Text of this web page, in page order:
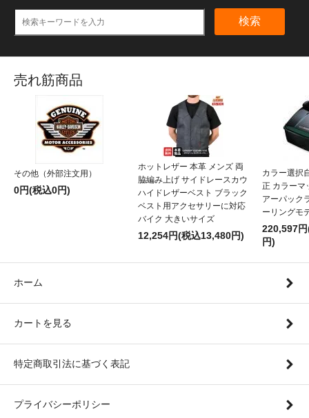
検索
売れ筋商品
その他（外部注文用）
0円(税込0円)
ホットレザー 本革 メンズ 両
脇編み上げ サイドレースカウ
ハイドレザーベスト ブラック
ベスト用アクセサリーに対応
バイク 大きいサイズ
12,254円(税込13,480円)
カラー選択
正 カラーマ
アーパック
ーリングモ
220,597
円)
ホーム
カートを見る
特定商取引法に基づく表記
プライバシーポリシー